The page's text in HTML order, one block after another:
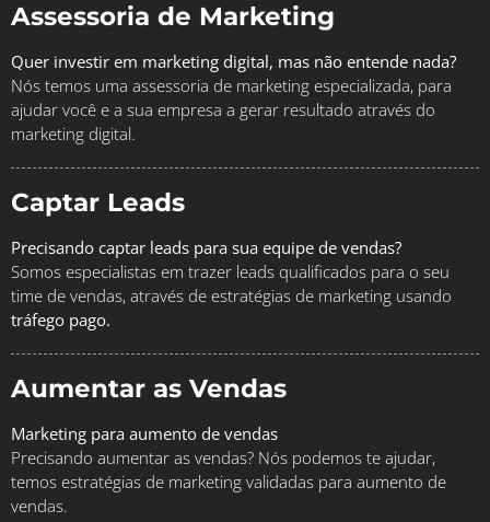
Assessoria de Marketing
Quer investir em marketing digital, mas não entende nada?
Nós temos uma assessoria de marketing especializada, para
ajudar você e a sua empresa a gerar resultado através do
marketing digital.
Captar Leads
Precisando captar leads para sua equipe de vendas?
Somos especialistas em trazer leads qualificados para o seu
time de vendas, através de estratégias de marketing usando
tráfego pago.
Aumentar as Vendas
Marketing para aumento de vendas
Precisando aumentar as vendas? Nós podemos te ajudar,
temos estratégias de marketing validadas para aumento de
vendas.